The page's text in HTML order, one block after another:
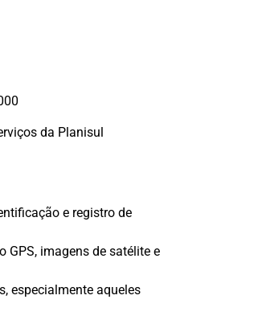
da Planisul
e registro de
GPS, imagens de satélite e
especialmente aqueles